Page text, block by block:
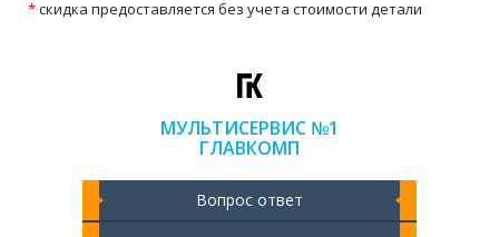
МУЛЬТИСЕРВИС №1
ГЛАВКОМП
Вопрос ответ
*скидка предоставляется без учета стоимости детали